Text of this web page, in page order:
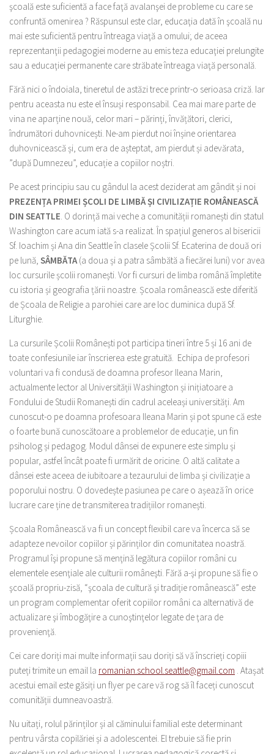
şcoală este suficientă a face faţă avalanşei de probleme cu care se
confruntă omenirea ? Răspunsul este clar, educaţia dată în şcoală nu
mai este suficientă pentru întreaga viaţă a omului; de aceea
reprezentanţii pedagogiei moderne au emis teza educaţiei prelungite
sau a educaţiei permanente care străbate întreaga viaţă personală.
Fără nici o îndoiala, tineretul de astăzi trece printr-o serioasa criză. Iar
pentru aceasta nu este el însuși responsabil. Cea mai mare parte de
vina ne aparține nouă, celor mari – părinți, învățători, clerici,
îndrumători duhovnicești. Ne-am pierdut noi înșine orientarea
duhovnicească și, cum era de așteptat, am pierdut și adevărata,
”după Dumnezeu”, educație a copiilor noștri.
Pe acest principiu sau cu gândul la acest deziderat am gândit și noi
PREZENȚA PRIMEI ȘCOLI DE LIMBĂ ȘI CIVILIZAȚIE ROMÂNEASCĂ
DIN SEATTLE. O dorință mai veche a comunității romanești din statul
Washington care acum iată s-a realizat. În spațiul generos al bisericii
Sf. Ioachim și Ana din Seattle în clasele Școlii Sf. Ecaterina de două ori
pe lună, SÂMBĂTA(a doua și a patra sâmbătă a fiecărei luni) vor avea
loc cursurile școlii romanești. Vor fi cursuri de limba română împletite
cu istoria și geografia țării noastre. Școala românească este diferită
de Școala de Religie a parohiei care are loc duminica după Sf.
Liturghie.
La cursurile Școlii Românești pot participa tineri între 5 și 16 ani de
toate confesiunile iar înscrierea este gratuită. Echipa de profesori
voluntari va fi condusă de doamna profesor Ileana Marin,
actualmente lector al Universității Washington și inițiatoare a
Fondului de Studii Romanești din cadrul aceleași universități. Am
cunoscut-o pe doamna profesoara Ileana Marin și pot spune că este
o foarte bună cunoscătoare a problemelor de educație, un fin
psiholog și pedagog. Modul dânsei de expunere este simplu și
popular, astfel încât poate fi urmărit de oricine. O altă calitate a
dânsei este aceea de iubitoare a tezaurului de limba și civilizație a
poporului nostru. O dovedește pasiunea pe care o așează în orice
lucrare care ține de transmiterea tradițiilor romanești.
Școala Românească va fi un concept flexibil care va încerca să se
adapteze nevoilor copiilor și părinților din comunitatea noastră.
Programul îşi propune să menţină legătura copiilor români cu
elementele esenţiale ale culturii româneşti. Fără a-şi propune să fie o
şcoală propriu-zisă, “şcoala de cultură şi tradiţie românească” este
un program complementar oferit copiilor români ca alternativă de
actualizare şi îmbogăţire a cunoştinţelor legate de ţara de
provenienţă.
Cei care doriți mai multe informații sau doriți să vă înscrieți copiii
puteți trimite un email la romanian.school.seattle@gmail.com . Atașat
acestui email este găsiți un flyer pe care vă rog să îl faceți cunoscut
comunității dumneavoastră.
Nu uitați, rolul părinților și al căminului familial este determinant
pentru vârsta copilăriei și a adolescentei. El trebuie să fie prin